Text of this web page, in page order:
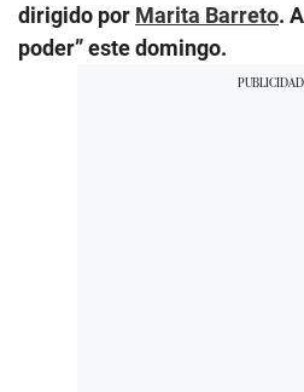
dirigido por Marita Barreto.
poder” este domingo.